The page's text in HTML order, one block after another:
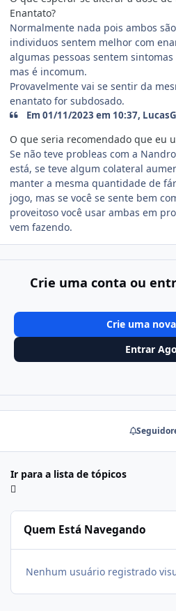
Enantato?
Normalmente nada pois ambos
individuos sentem melhor com
algumas pessoas sentem
mas é incomum.
Provavelmente vai se sentir da
enantato for subdosado.
Em 01/11/2023 em 10:37,
O que seria recomendado que eu
Se não teve probleas com a
está, se teve algum colateral
manter a mesma quantidade de
jogo, mas se você se sente bem
proveitoso você usar ambas em
vem fazendo.
Crie uma conta ou
Crie uma
Entrar
Ir para a lista de tópicos
Quem Está Navegando
Nenhum usuário registrado